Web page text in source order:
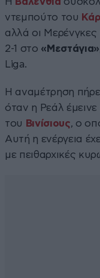
ντεμπούτο του
αλλά οι
2-1 στο «Μεστάγια»
Liga.
Η αναμέτρηση
όταν η Ρεάλ
του Βινίσιους, ο
Αυτή η ενέργεια
με πειθαρχικές